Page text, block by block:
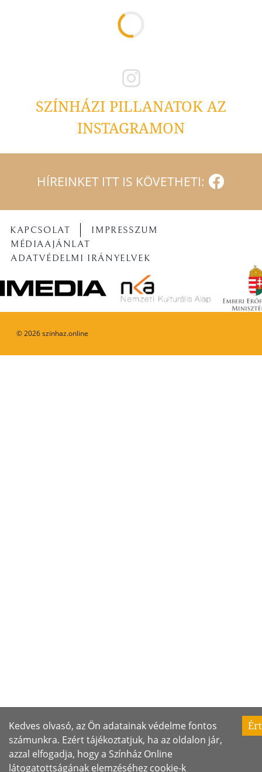
SZÍNHÁZI PILLANATOK AZ
INSTAGRAMON
HÍREINKET ITT IS KÖVETHETI:
©2026szinhaz.online
KAPCSOLAT
IMPRESSZUM
MÉDIAAJÁNLAT
ADATVÉDELMI IRÁNYELVEK
Kedves olvasó, az Ön adatainak védelme fontos
számunkra. Ezért tájékoztatjuk, ha az oldalon jár,
azzal elfogadja, hogy a Színház Online
látogatottságának elemzéséhez cookie-k